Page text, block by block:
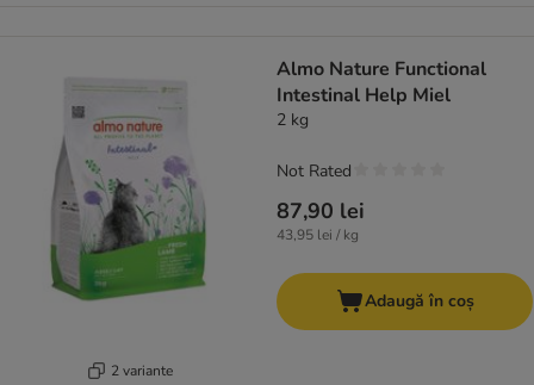
2 variante
Almo Nature Functional
Intestinal Help Miel
2 kg
87,90 lei
43,95 lei / kg
Not Rated
Adaugă în coș